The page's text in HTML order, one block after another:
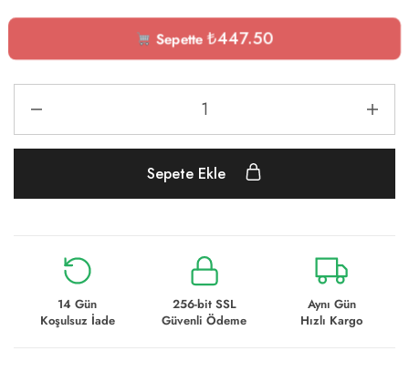
Sepette₺447.50
Sepete Ekle
14 Gün
Koşulsuz İade
256-bit SSL
Güvenli Ödeme
Aynı Gün
Hızlı Kargo